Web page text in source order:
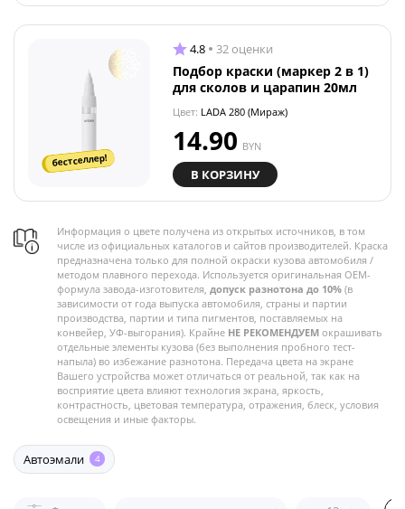
бестселлер!
4.8 32 оценки
Подбор краски (маркер 2 в 1)
для сколов и царапин 20мл
Цвет: LADA 280 (Мираж)
14.90 BYN
В КОРЗИНУ
Информация о цвете получена из открытых источников, в том
числе из официальных каталогов и сайтов производителей. Краска
предназначена только для полной окраски кузова автомобиля /
методом плавного перехода. Используется оригинальная OEM-
формула завода-изготовителя, допуск разнотона до 10% (в
зависимости от года выпуска автомобиля, страны и партии
производства, партии и типа пигментов, поставляемых на
конвейер, УФ-выгорания). Крайне НЕ РЕКОМЕНДУЕМ окрашивать
отдельные элементы кузова (без выполнения пробного тест-
напыла) во избежание разнотона. Передача цвета на экране
Вашего устройства может отличаться от реальной, так как на
восприятие цвета влияют технология экрана, яркость,
контрастность, цветовая температура, отражения, блеск, условия
освещения и иные факторы.
Автоэмали 4